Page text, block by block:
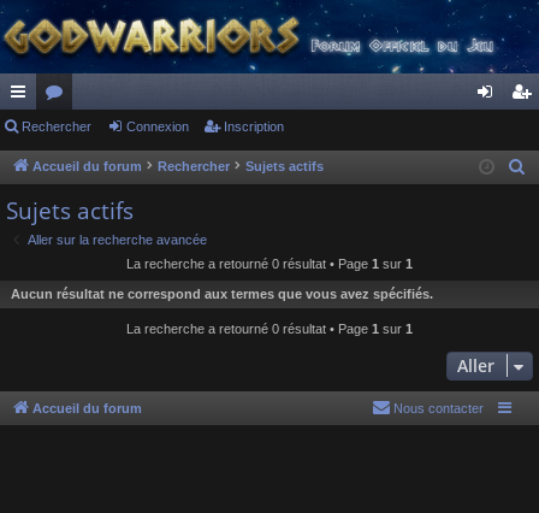
ac
co
ur
ci
or
u
s
ne cri
Rechercher Connexion Inscription
Accueil du forum Rechercher Sujets actifs
h
e
Sujets actifs
Aller sur la recherche avancée
La recherche a retourné 0 résultat • Page 1 sur 1
Aucun résultat ne correspond aux termes que vous avez spécifiés.
La recherche a retourné 0 résultat • Page 1 sur 1
Aller
Accueil du forum Nous contacter